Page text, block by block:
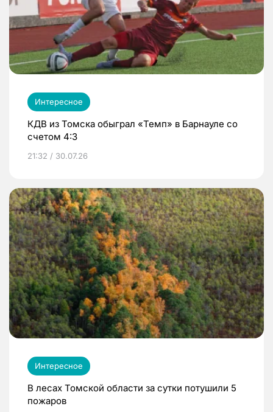
Интересное
КДВ из Томска обыграл «Темп» в Барнауле со
счетом 4:3
21:32 / 30.07.26
Интересное
В лесах Томской области за сутки потушили 5
пожаров